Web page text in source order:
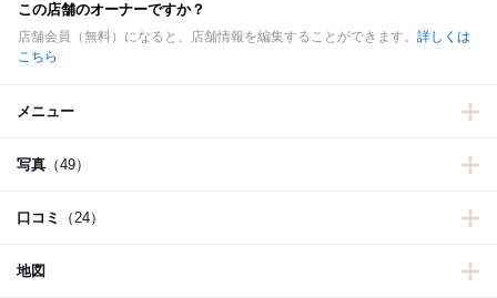
この店舗のオーナーですか？
店舗会員（無料）になると、店舗情報を編集することができます。 詳しくは
こちら
メニュー
写真 （49）
口コミ （24）
地図